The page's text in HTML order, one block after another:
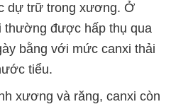
dự trữ trong xương. Ở
thường được hấp thụ qua
bằng với mức canxi thải
tiểu.
xương và răng, canxi còn